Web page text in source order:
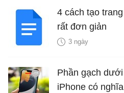
4 cách tạo
rất đơn giản
3 ngày
Phần gạch
iPhone có